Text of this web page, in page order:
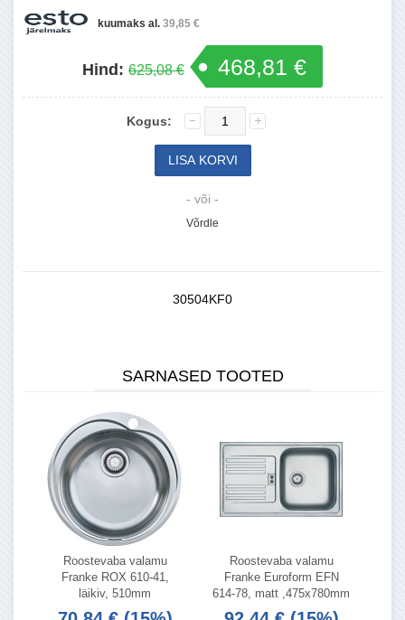
kuumaks al. 39,85 €
Hind: 625,08 € 468,81 €
Kogus:
- või -
Võrdle
30504KF0
SARNASED TOOTED
Roostevaba valamu
Franke ROX 610-41,
läikiv, 510mm
Roostevaba valamu
Franke Euroform EFN
614-78, matt ,475x780mm